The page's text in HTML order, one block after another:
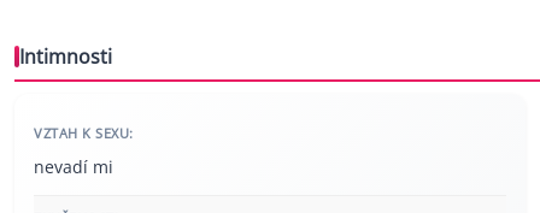
Intimnosti
VZTAH K SEXU:
nevadí mi